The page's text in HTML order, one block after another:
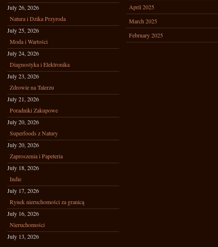
July 26, 2026
Natura i Dzika Przyroda
July 25, 2026
Moda i Wartości
July 24, 2026
Diagnostyka i Elektronika
July 23, 2026
Zdrowie na Talerzu
July 21, 2026
Poradniki Zakupowe
July 20, 2026
Superfoods z Natury
July 20, 2026
Zaproszenia i Papeteria
July 18, 2026
Indie
July 17, 2026
Rynek nieruchomości za granicą
July 16, 2026
Nieruchomości
July 13, 2026
April 2025
March 2025
February 2025